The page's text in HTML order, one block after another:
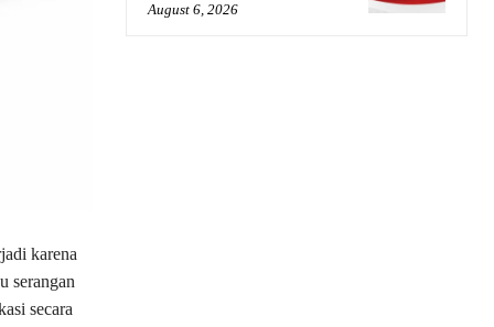
karena
serangan
secara
August 6, 2026